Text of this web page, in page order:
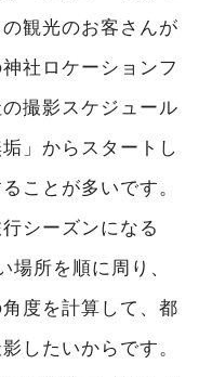
観光のお客さんが
社ロケーションフ
撮影スケジュール
」からスタートし
ことが多いです。
シーズンになる
場所を順に周り、
度を計算して、都
したいからです。